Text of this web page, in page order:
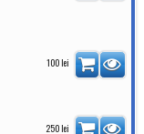
100 lei
250 lei